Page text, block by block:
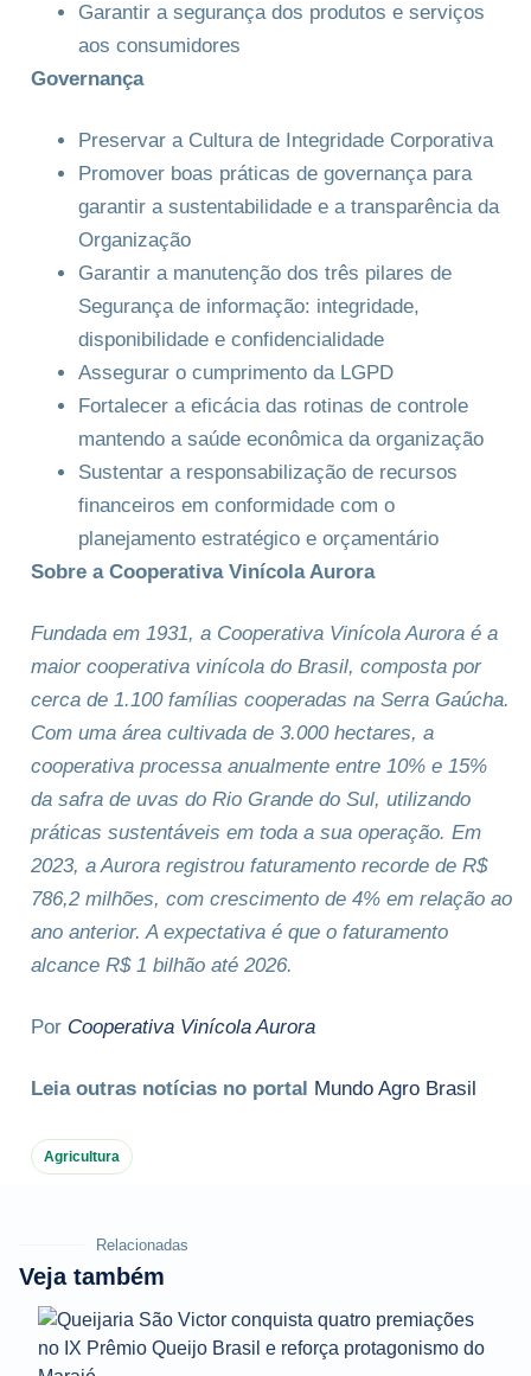
Garantir a segurança dos produtos e serviços
aos consumidores
Governança
Preservar a Cultura de Integridade Corporativa
Promover boas práticas de governança para
garantir a sustentabilidade e a transparência da
Organização
Garantir a manutenção dos três pilares de
Segurança de informação: integridade,
disponibilidade e confidencialidade
Assegurar o cumprimento da LGPD
Fortalecer a eficácia das rotinas de controle
mantendo a saúde econômica da organização
Sustentar a responsabilização de recursos
financeiros em conformidade com o
planejamento estratégico e orçamentário
Sobre a Cooperativa Vinícola Aurora
Fundada em 1931, a Cooperativa Vinícola Aurora é a
maior cooperativa vinícola do Brasil, composta por
cerca de 1.100 famílias cooperadas na Serra Gaúcha.
Com uma área cultivada de 3.000 hectares, a
cooperativa processa anualmente entre 10% e 15%
da safra de uvas do Rio Grande do Sul, utilizando
práticas sustentáveis em toda a sua operação. Em
2023, a Aurora registrou faturamento recorde de R$
786,2 milhões, com crescimento de 4% em relação ao
ano anterior. A expectativa é que o faturamento
alcance R$ 1 bilhão até 2026.
Por Cooperativa Vinícola Aurora
Leia outras notícias no portal Mundo Agro Brasil
Agricultura
Relacionadas
Veja também